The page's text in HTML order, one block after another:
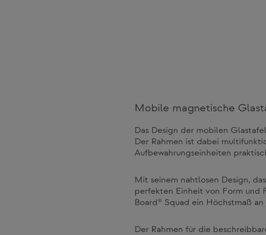
Mobile magnetische
Das Design der mobilen
Der Rahmen ist dabei
Aufbewahrungseinheiten
Mit seinem nahtlosen Design,
perfekten Einheit von Form und
Board® Squad ein Höchstmaß
Der Rahmen für die